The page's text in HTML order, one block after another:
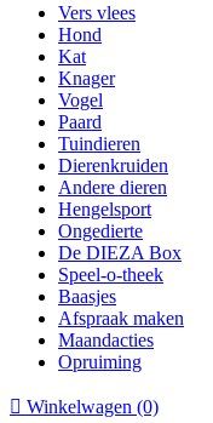
Vers vlees
Hond
Kat
Knager
Vogel
Paard
Tuindieren
Dierenkruiden
Andere dieren
Hengelsport
Ongedierte
De DIEZA Box
Speel-o-theek
Baasjes
Afspraak maken
Maandacties
Opruiming
 Winkelwagen (0)